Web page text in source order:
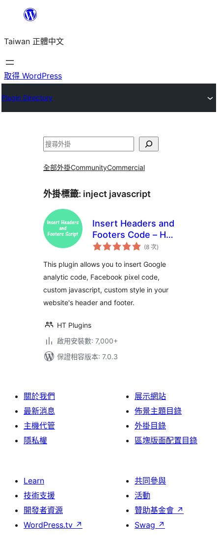
主
要
內
Taiwan 正體中文
取得 WordPress
Plugin Directory
搜
全部外掛CommunityCommercial
外掛標籤: inject javascript
Insert Headers and
Footers Code – HT
Script
(8 次評
分
數
)
This plugin allows you to insert Google
analytic code, Facebook pixel code,
custom javascript, custom style in your
website's header and footer.
HT Plugins
啟用安裝數: 7,000+
保證相容版本: 7.0.3
關於我們
最新消息
主機代管
隱私權
展示網站
佈景主題目錄
外掛目錄
區塊版面配置目錄
Learn
技術支援
開發者資源
WordPress.tv ↗
共同參與
活動
贊助基金會 ↗
Swag ↗